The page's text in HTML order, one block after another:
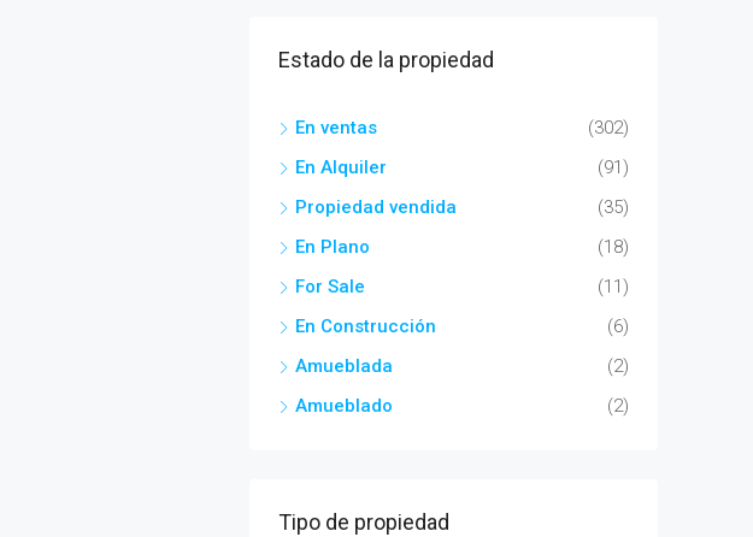
Estado de la propiedad
En ventas
(302)
En Alquiler
(91)
Propiedad vendida
(35)
En Plano
(18)
For Sale
(11)
En Construcción
(6)
Amueblada
(2)
Amueblado
(2)
Tipo de propiedad